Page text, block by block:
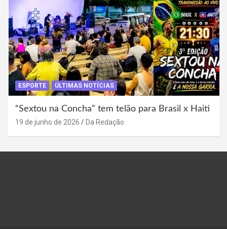
ESPORTE ÚLTIMAS NOTÍCIAS
“Sextou na Concha” tem telão para Brasil x Haiti
19 de junho de 2026 Da Redação